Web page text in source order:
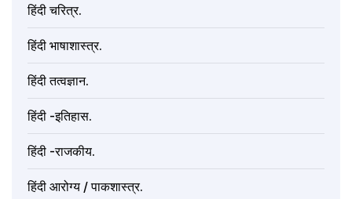
हिंदी चरित्र.
हिंदी भाषाशास्त्र.
हिंदी तत्वज्ञान.
हिंदी -इतिहास.
हिंदी -राजकीय.
हिंदी आरोग्य / पाकशास्त्र.